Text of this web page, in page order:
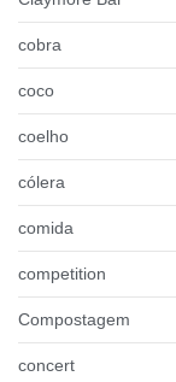
cobra
coco
coelho
cólera
comida
competition
Compostagem
concert